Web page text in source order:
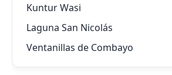
Kuntur Wasi
Laguna San Nicolás
Ventanillas de Combayo